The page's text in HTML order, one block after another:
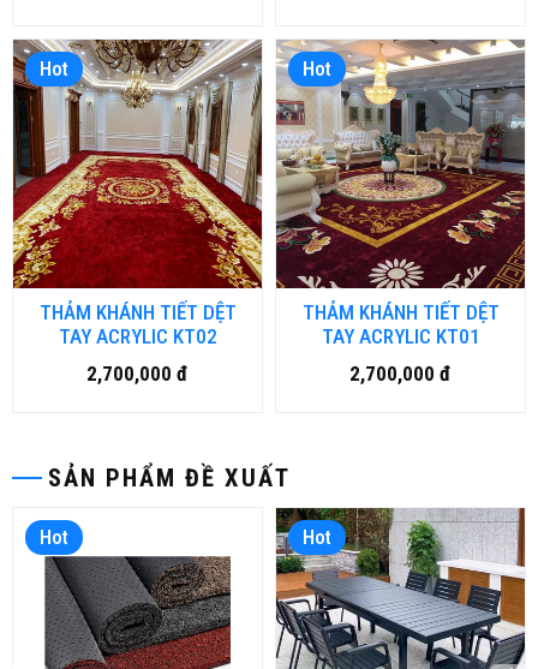
SẢN PHẨM ĐỀ XUẤT
Hot Hot
Hot
THẢM KHÁNH TIẾT DỆT
TAY ACRYLIC KT02
2,700,000 đ
Hot
THẢM KHÁNH TIẾT DỆT
TAY ACRYLIC KT01
2,700,000 đ